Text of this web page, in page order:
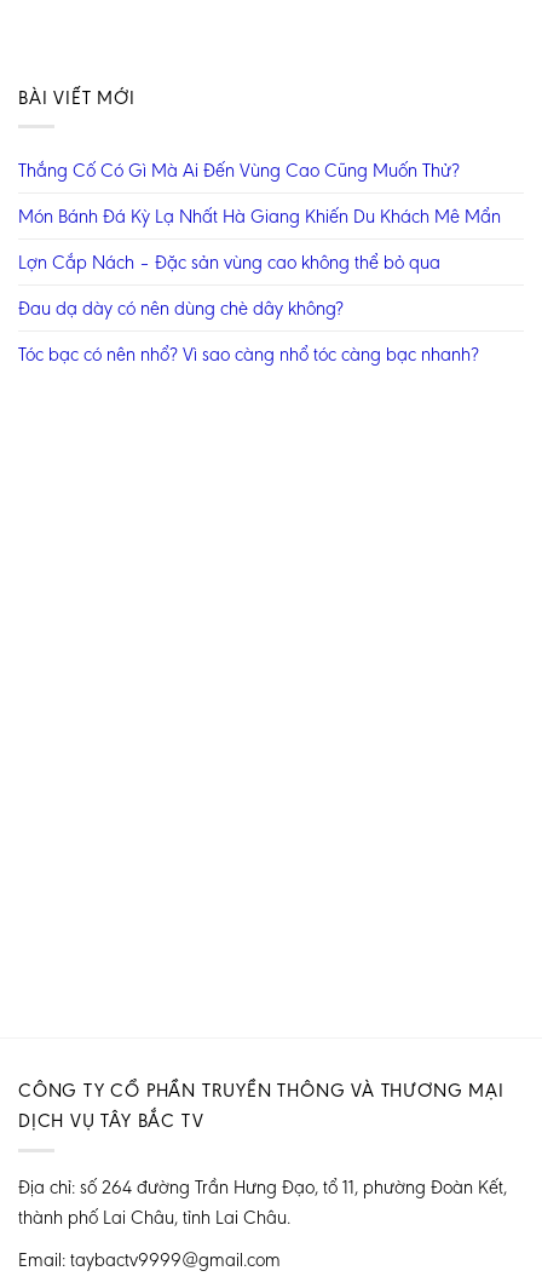
BÀI VIẾT MỚI
Thắng Cố Có Gì Mà Ai Đến Vùng Cao Cũng Muốn Thử?
Món Bánh Đá Kỳ Lạ Nhất Hà Giang Khiến Du Khách Mê Mẩn
Lợn Cắp Nách – Đặc sản vùng cao không thể bỏ qua
Đau dạ dày có nên dùng chè dây không?
Tóc bạc có nên nhổ? Vì sao càng nhổ tóc càng bạc nhanh?
CÔNG TY CỔ PHẦN TRUYỀN THÔNG VÀ THƯƠNG MẠI
DỊCH VỤ TÂY BẮC TV
Địa chỉ: số 264 đường Trần Hưng Đạo, tổ 11, phường Đoàn Kết,
thành phố Lai Châu, tỉnh Lai Châu.
Email: taybactv9999@gmail.com